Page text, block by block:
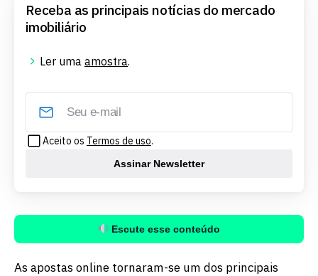
Receba as principais notícias do mercado
imobiliário
Ler uma amostra.
Aceito os Termos de uso.
Assinar Newsletter
Escute esse conteúdo
As apostas online tornaram-se um dos principais